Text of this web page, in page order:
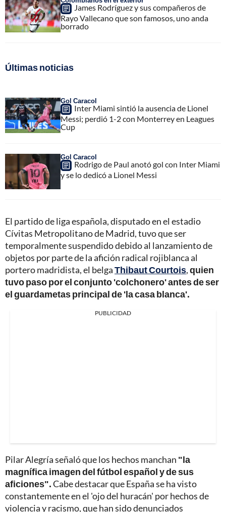
James Rodríguez y sus compañeros de
Rayo Vallecano que son famosos, uno anda
borrado
Últimas noticias
Gol Caracol
Inter Miami sintió la ausencia de Lionel
Messi; perdió 1-2 con Monterrey en Leagues
Cup
Gol Caracol
Rodrigo de Paul anotó gol con Inter Miami
y se lo dedicó a Lionel Messi
El partido de liga española, disputado en el estadio
Cívitas Metropolitano de Madrid, tuvo que ser
temporalmente suspendido debido al lanzamiento de
objetos por parte de la afición radical rojiblanca al
portero madridista, el belgaThibaut Courtois,quien
tuvo paso por el conjunto 'colchonero' antes de ser
el guardametas principal de 'la casa blanca'.
PUBLICIDAD
Pilar Alegría señaló que los hechos manchan "la
magnífica imagen del fútbol español y de sus
aficiones".Cabe destacar que España se ha visto
constantemente en el 'ojo del huracán' por hechos de
violencia y racismo, que han sido denunciados